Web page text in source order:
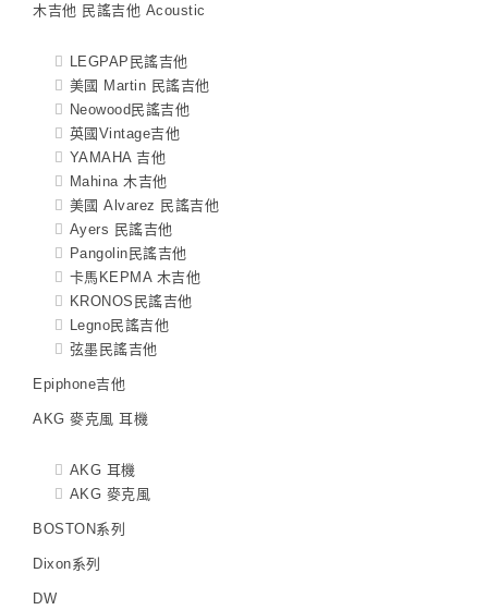
木吉他 民謠吉他 Acoustic
LEGPAP民謠吉他
美國 Martin 民謠吉他
Neowood民謠吉他
英國Vintage吉他
YAMAHA 吉他
Mahina 木吉他
美國 Alvarez 民謠吉他
Ayers 民謠吉他
Pangolin民謠吉他
卡馬KEPMA 木吉他
KRONOS民謠吉他
Legno民謠吉他
弦墨民謠吉他
Epiphone吉他
AKG 麥克風 耳機
AKG 耳機
AKG 麥克風
BOSTON系列
Dixon系列
DW